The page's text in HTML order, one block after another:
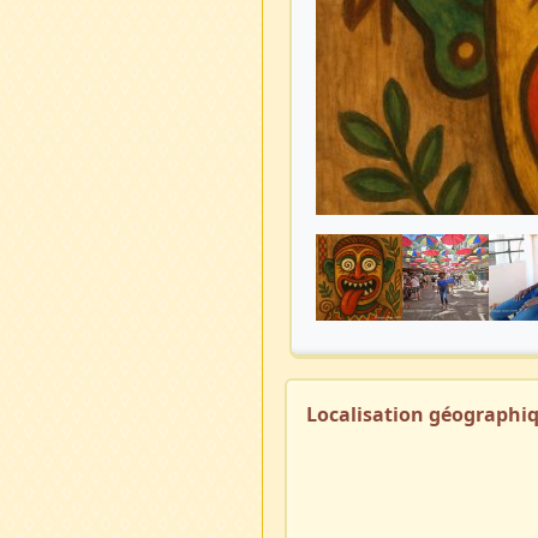
Localisation